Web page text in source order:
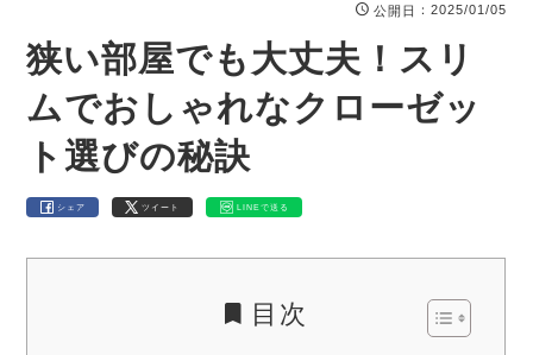
公開日 ：2025/01/05
狭い部屋でも大丈夫！スリ
ムでおしゃれなクローゼッ
ト選びの秘訣
シェア ツイート LINEで送る
目次